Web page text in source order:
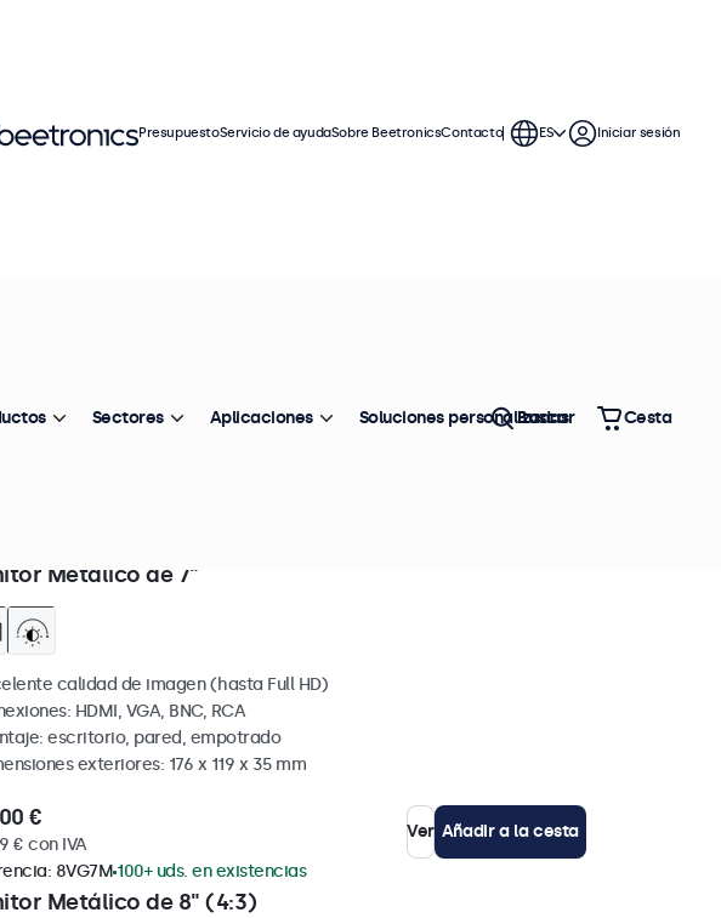
pulgadas
vienen con conexión VESA, lo que permite
VESA. Los monitores tienen una carcasa delgada que
Top ventas
Metálico de 7"
calidad de imagen (hasta Full HD)
HDMI, VGA, BNC, RCA
escritorio, pared, empotrado
exteriores: 176 x 119 x 35 mm
€
€ con IVA
Ver Añadir a la cesta
Metálico de 8" (4:3)
8VG7M 100+ uds. en existencias
PresupuestoServicio de ayudaSobre BeetronicsContacto ES Iniciar sesión
Sectores Aplicaciones Soluciones personalizadas
Buscar Cesta